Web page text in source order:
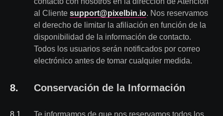
al Cliente support@pixelbin.io. Nos reservamos
el derecho de limitar la afiliación en función de la
disponibilidad de la información de contacto.
Todos los usuarios serán notificados por correo
electrónico antes de tomar cualquier medida.
8. Conservación de la Información
8.1
Te informamos de que nos reservamos todos los